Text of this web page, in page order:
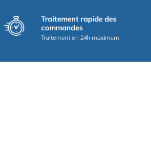
Traitement rapide des
commandes
Traitement en 24h maximum